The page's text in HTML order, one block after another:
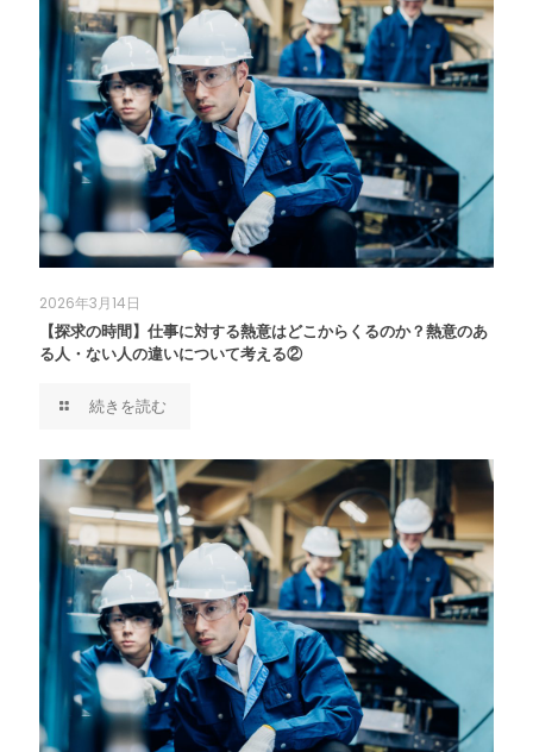
2026年3月14日
【探求の時間】仕事に対する熱意はどこからくるのか？熱意のあ
る人・ない人の違いについて考える②
続きを読む